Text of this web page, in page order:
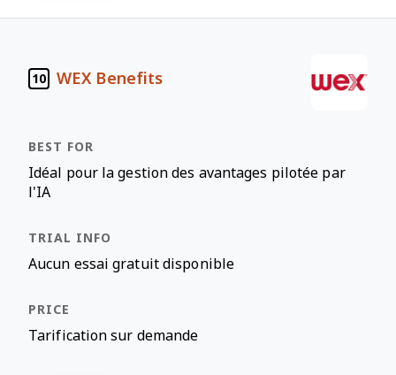
10 WEX Benefits
Idéal pour la gestion des avantages pilotée par
l'IA
Aucun essai gratuit disponible
Tarification sur demande